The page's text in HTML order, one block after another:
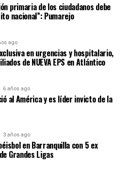
primaria de los ciudadanos debe
nacional”: Pumarejo
ago
en urgencias y hospitalario,
de NUEVA EPS en Atlántico
6 años ago
al América y es líder invicto de la
3 años ago
en Barranquilla con 5 ex
Grandes Ligas